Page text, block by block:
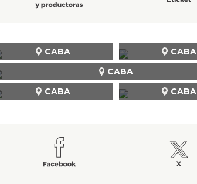
CABA CABA
CABA
CABA CABA